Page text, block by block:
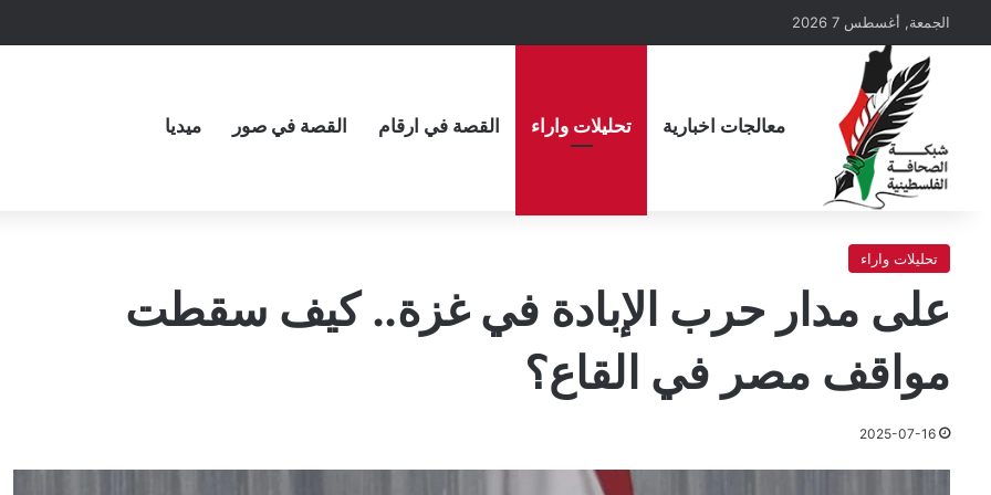
الجمعة, أغسطس 7 2026
معالجات اخبارية تحليلات واراء القصة في ارقام القصة في صور ميديا
تحليلات واراء
على مدار حرب الإبادة في غزة.. كيف سقطت
مواقف مصر في القاع؟
2025-07-16